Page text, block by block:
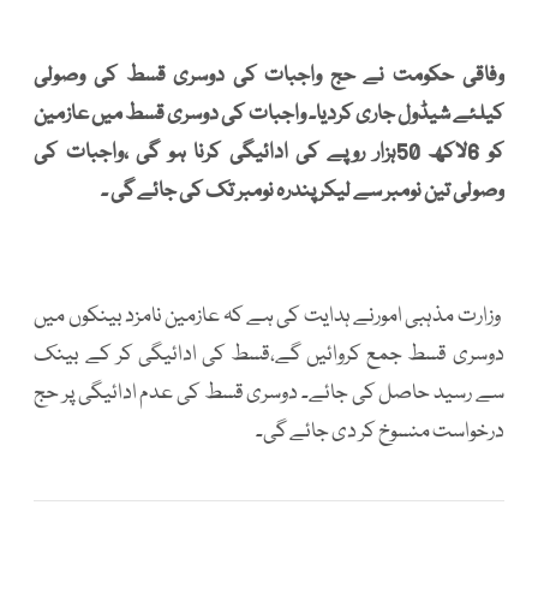
وفاقی حکومت نے حج واجبات کی دوسری قسط کی وصولی
کیلئے شیڈول جاری کردیا۔ واجبات کی دوسری قسط میں عازمین
کو 6لاکھ 50ہزار روپے کی ادائیگی کرنا ہو گی ،واجبات کی
وصولی تین نومبر سے لیکر پندرہ نومبر تک کی جائے گی ۔
وزارت مذہبی امورنے ہدایت کی ہے کہ عازمین نامزد بینکوں میں
دوسری قسط جمع کروائیں گے،قسط کی ادائیگی کر کے بینک
سے رسید حاصل کی جائے۔ دوسری قسط کی عدم ادائیگی پر حج
درخواست منسوخ کر دی جائے گی۔